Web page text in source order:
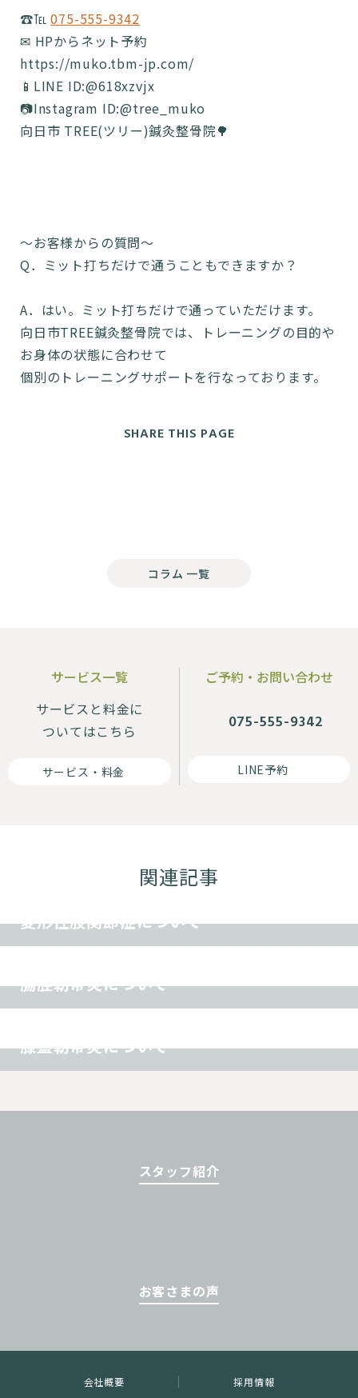
☎️℡075-555-9342
✉ HPからネット予約
https://muko.tbm-jp.com/
📱LINE ID:@618xzvjx
📷Instagram ID:@tree_muko
向日市 TREE(ツリー)鍼灸整骨院🌳
〜お客様からの質問〜
Q．ミット打ちだけで通うこともできますか？
A．はい。ミット打ちだけで通っていただけます。
向日市TREE鍼灸整骨院では、トレーニングの目的や
お身体の状態に合わせて
個別のトレーニングサポートを行なっております。
SHARE THIS PAGE
コラム 一覧
サービス一覧
サービスと料金に
ついてはこちら
サービス・料金
ご予約・お問い合わせ
075-555-9342
LINE予約
関連記事
変形性股関節症について
腸脛靭帯炎について
膝蓋靭帯炎について
スタッフ紹介
お客さまの声
会社概要 採用情報